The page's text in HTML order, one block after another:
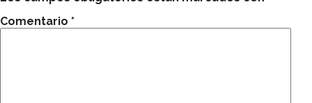
Comentario *